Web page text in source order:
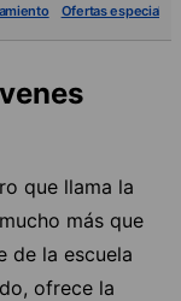
Ofertas especiales
que llama la
más que
de la escuela
ofrece la